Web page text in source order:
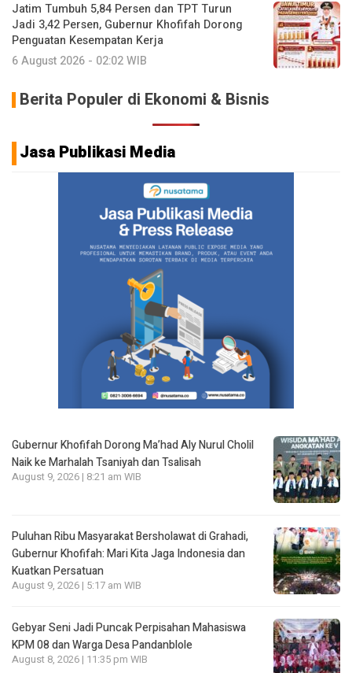
Jatim Tumbuh 5,84 Persen dan TPT Turun
Jadi 3,42 Persen, Gubernur Khofifah Dorong
Penguatan Kesempatan Kerja
6 August 2026 - 02:02 WIB
Berita Populer di Ekonomi & Bisnis
Jasa Publikasi Media
Gubernur Khofifah Dorong Ma’had Aly Nurul Cholil
Naik ke Marhalah Tsaniyah dan Tsalisah
August 9, 2026 | 8:21 am WIB
Puluhan Ribu Masyarakat Bersholawat di Grahadi,
Gubernur Khofifah: Mari Kita Jaga Indonesia dan
Kuatkan Persatuan
August 9, 2026 | 5:17 am WIB
Gebyar Seni Jadi Puncak Perpisahan Mahasiswa
KPM 08 dan Warga Desa Pandanblole
August 8, 2026 | 11:35 pm WIB